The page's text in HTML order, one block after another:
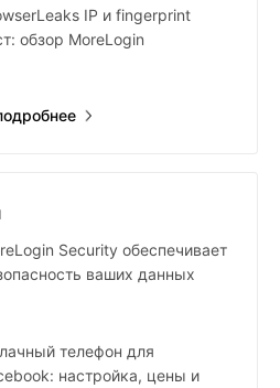
IP и fingerprint
обзор MoreLogin
Security обеспечивает
ваших данных
телефон для
настройка, цены и